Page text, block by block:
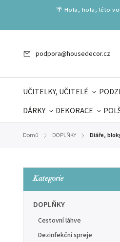
🌴 Hola, hola, léto
podpora@housedecor.cz
UČITELKY, UČITELÉ
DÁRKY
DEKORACE
SLOVENSKÉ SPECIÁLY
Domů / DOPLŇKY / Diáře,
Kategorie
DOPLŇKY
Cestovní láhve
Dezinfekční spreje